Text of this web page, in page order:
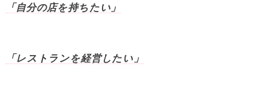
「自分の店を持ちたい」
「レストランを経営したい」